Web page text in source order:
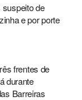
de
e por porte
frentes de
durante
Barreiras